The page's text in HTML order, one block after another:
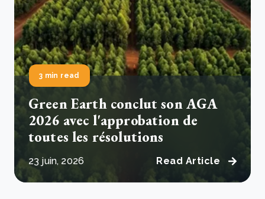
3 min read
Green Earth conclut son AGA
2026 avec l'approbation de
toutes les résolutions
23 juin, 2026 Read Article